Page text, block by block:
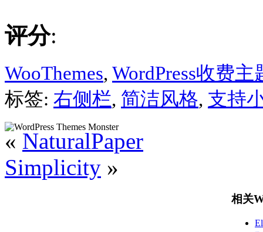
评分:
WooThemes, WordPress收费主
标签: 右侧栏, 简洁风格, 支持
« NaturalPaper
Simplicity »
相关